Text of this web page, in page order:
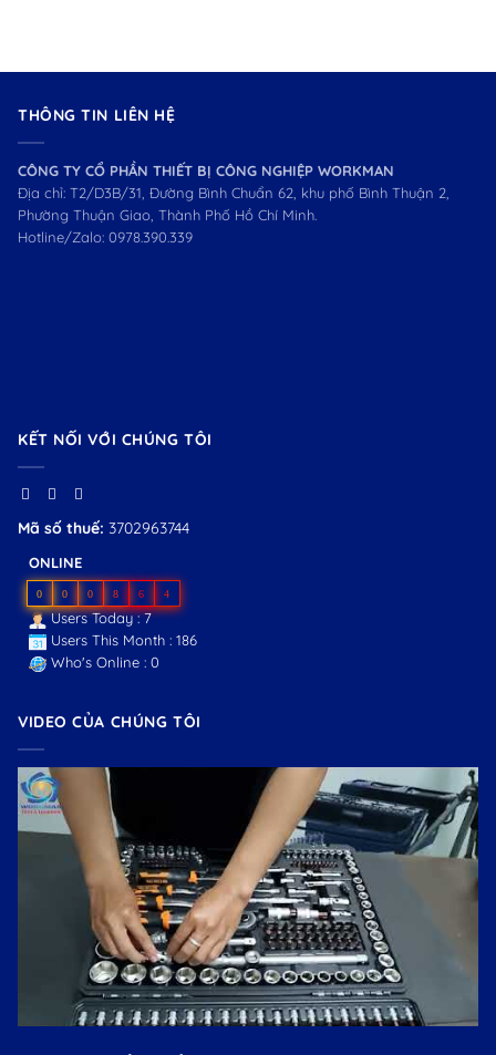
THÔNG TIN LIÊN HỆ
CÔNG TY CỔ PHẦN THIẾT BỊ CÔNG NGHIỆP WORKMAN
Địa chỉ: T2/D3B/31, Đường Bình Chuẩn 62, khu phố Bình Thuận 2,
Phường Thuận Giao, Thành Phố Hồ Chí Minh.
Hotline/Zalo: 0978.390.339
KẾT NỐI VỚI CHÚNG TÔI
Mã số thuế: 3702963744
ONLINE
0 0 0 8 6 4
Users Today : 7
Users This Month : 186
Who's Online : 0
VIDEO CỦA CHÚNG TÔI